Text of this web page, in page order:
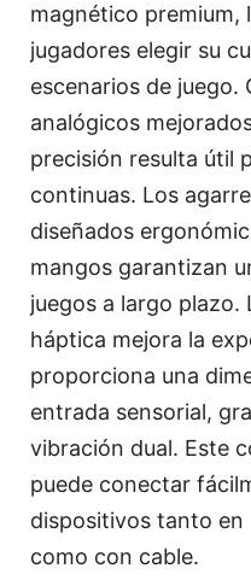
magnético premium,
jugadores elegir su
escenarios de juego.
analógicos
precisión resulta útil
continuas. Los
diseñados
mangos garantizan
juegos a largo
háptica mejora la
proporciona una
entrada sensorial,
vibración dual. Este
puede conectar
dispositivos tanto
como con cable.